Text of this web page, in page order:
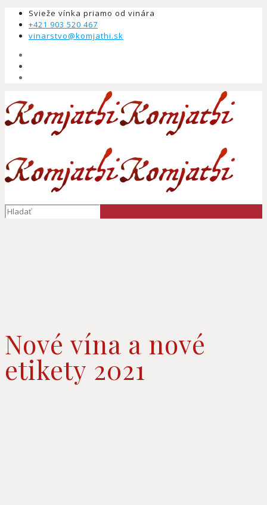
Svieže vínka priamo od vinára
+421 903 520 467
vinarstvo@komjathi.sk
Nové vína a nové
etikety 2021